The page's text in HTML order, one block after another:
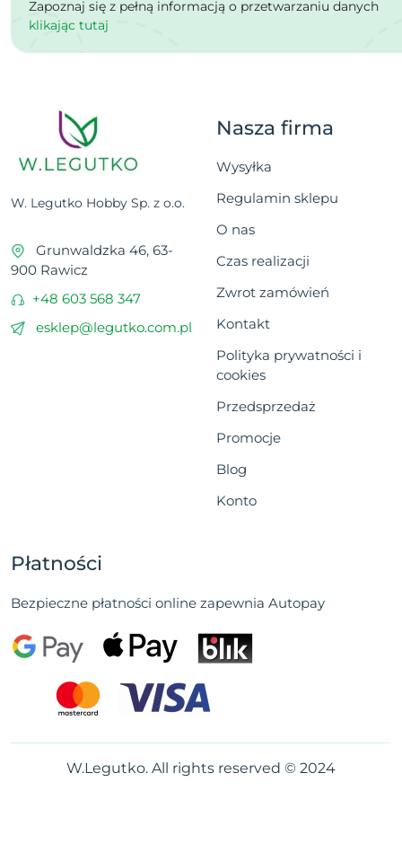
Zapoznaj się z pełną informacją o przetwarzaniu danych
klikając tutaj
W. Legutko Hobby Sp. z o.o.
Grunwaldzka 46, 63-
900 Rawicz
+48 603 568 347
esklep@legutko.com.pl
Nasza firma
Wysyłka
Regulamin sklepu
O nas
Czas realizacji
Zwrot zamówień
Kontakt
Polityka prywatności i
cookies
Przedsprzedaż
Promocje
Blog
Konto
Płatności
Bezpieczne płatności online zapewnia Autopay
W.Legutko. All rights reserved © 2024